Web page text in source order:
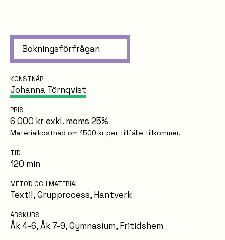
Bokningsförfrågan
KONSTNÄR
Johanna Törnqvist
PRIS
6 000 kr exkl. moms 25%
Materialkostnad om 1500 kr per tillfälle tillkommer.
TID
120 min
METOD OCH MATERIAL
Textil,Grupprocess, Hantverk
ÅRSKURS
Åk 4-6,Åk 7-9,Gymnasium, Fritidshem